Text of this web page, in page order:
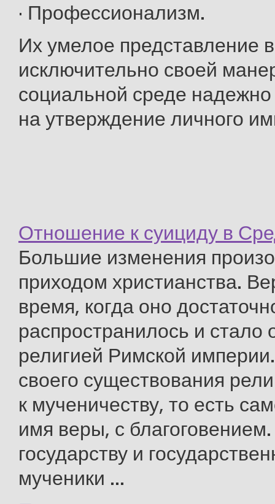
· Профессионализм.
Их умелое представление в
исключительно своей
социальной среде
на утверждение личного
Отношение к суициду в
Большие изменения
приходом христианства.
время, когда оно
распространилось и
религией Римской
своего существования
к мученичеству, то есть
имя веры, с
государству и
мученики ...